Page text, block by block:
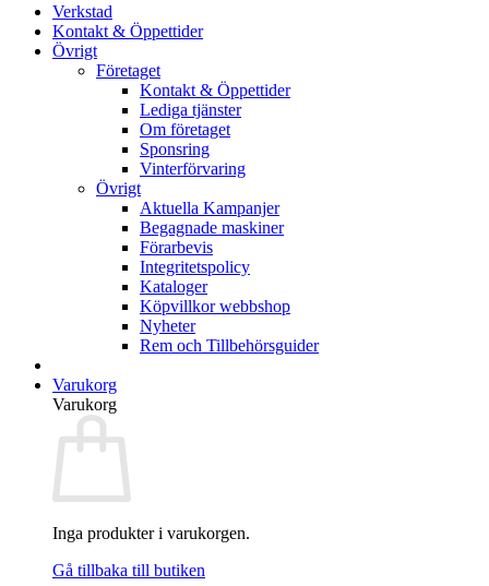
Verkstad
Kontakt & Öppettider
Övrigt
Företaget
Kontakt & Öppettider
Lediga tjänster
Om företaget
Sponsring
Vinterförvaring
Övrigt
Aktuella Kampanjer
Begagnade maskiner
Förarbevis
Integritetspolicy
Kataloger
Köpvillkor webbshop
Nyheter
Rem och Tillbehörsguider
Varukorg
Varukorg
Inga produkter i varukorgen.
Gå tillbaka till butiken